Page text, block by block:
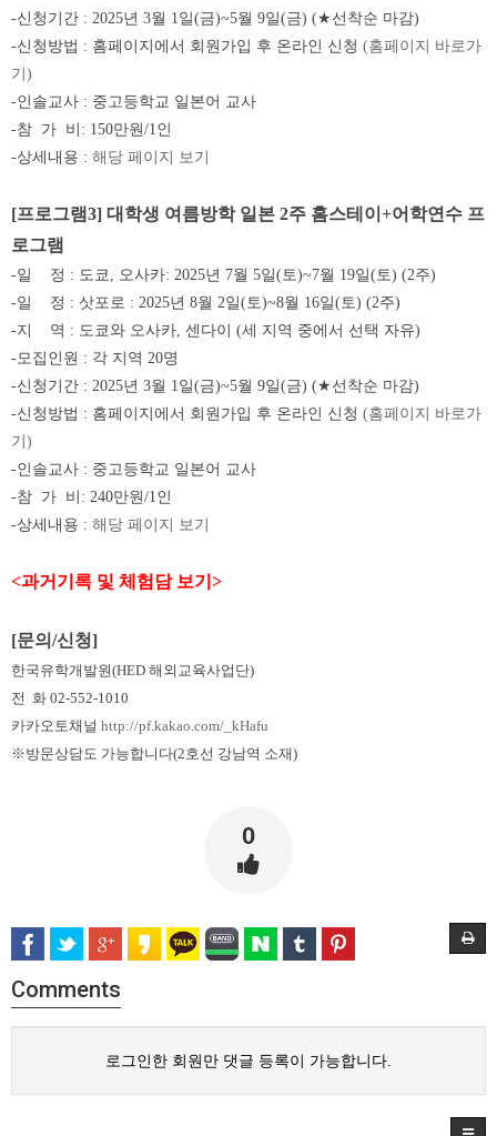
-신청기간 : 2025년 3월 1일(금)~5월 9일(금) (★ 선착순 마감)
-신청방법 : 홈페이지에서 회원가입 후 온라인 신청 (홈페이지 바로가
기)
-인솔교사 : 중고등학교 일본어 교사
-참 가 비 : 150만원/1인
-상세내용 : 해당 페이지 보기
[프로그램3] 대학생 여름방학 일본 2주 홈스테이 +어학연수 프
로그램
-일 정 : 도쿄, 오사카: 2025년 7월 5일(토)~7월 19일(토) (2주)
-일 정 : 삿포로 : 2025년 8월 2일(토)~8월 16일(토) (2주)
-지 역 : 도쿄와 오사카, 센다이 (세 지역 중에서 선택 자유)
-모집인원 : 각 지역 20명
-신청기간 : 2025년 3월 1일(금)~5월 9일(금) (★ 선착순 마감)
-신청방법 : 홈페이지에서 회원가입 후 온라인 신청 (홈페이지 바로가
기)
-인솔교사 : 중고등학교 일본어 교사
-참 가 비 : 240만원/1인
-상세내용 : 해당 페이 지 보기
<과거기록 및 체험담 보기>
[문의 /신청]
한국유학개발원(HED 해외교육사업단)
전 화 02-552-1010
카카오토채널 http://pf.kakao.com/_kHafu
※방문상담도 가능합니다(2호선 강남역 소재)
0
Comments
로그인한 회원만 댓글 등록이 가능합니다.